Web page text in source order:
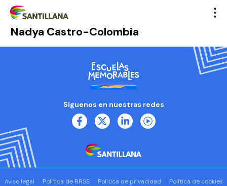
Nadya Castro-Colombia
Síguenos en nuestras redes
Aviso legal Política de RRSS Política de privacidad
Política de cookies